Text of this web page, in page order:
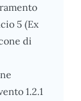
5 (Ex
di
1.2.1